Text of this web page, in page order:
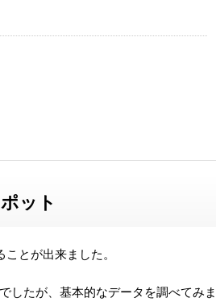
ット
とが出来ました。
したが、基本的なデータを調べてみま